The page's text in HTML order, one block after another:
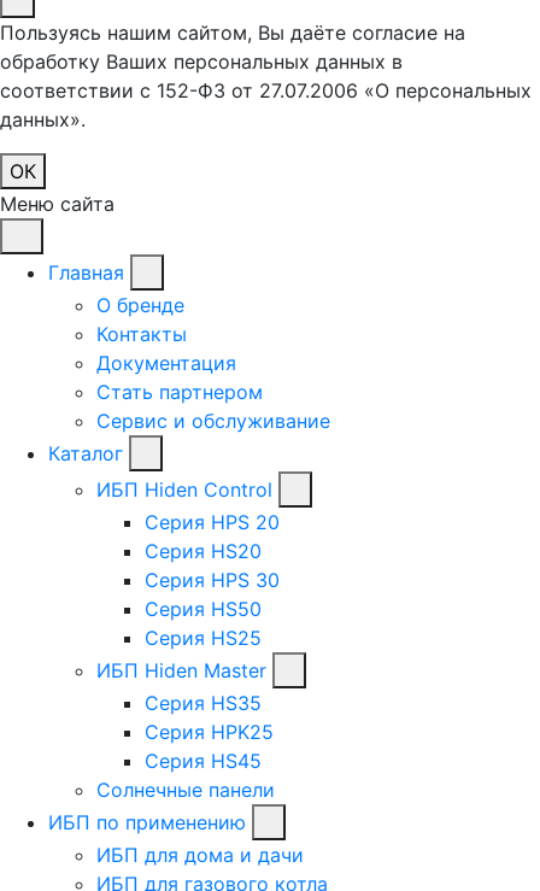
Пользуясь нашим сайтом, Вы даёте согласие на
обработку Ваших персональных данных в
соответствии с 152-ФЗ от 27.07.2006 «О персональных
данных».
ОК
Меню сайта
Главная
О бренде
Контакты
Документация
Стать партнером
Сервис и обслуживание
Каталог
ИБП Hiden Control
Серия HPS 20
Серия HS20
Серия HPS 30
Серия HS50
Серия HS25
ИБП Hiden Master
Серия HS35
Серия HPK25
Серия HS45
Солнечные панели
ИБП по применению
ИБП для дома и дачи
ИБП для газового котла